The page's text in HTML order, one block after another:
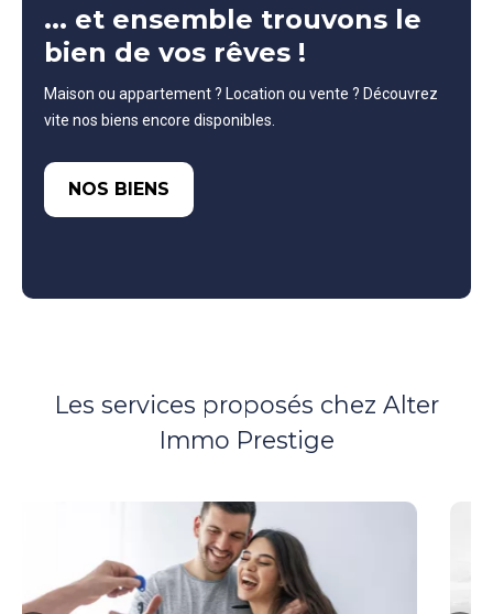
... et ensemble trouvons le
bien de vos rêves !
Maison ou appartement ? Location ou vente ? Découvrez
vite nos biens encore disponibles.
NOS BIENS
Les services proposés chez Alter
Immo Prestige